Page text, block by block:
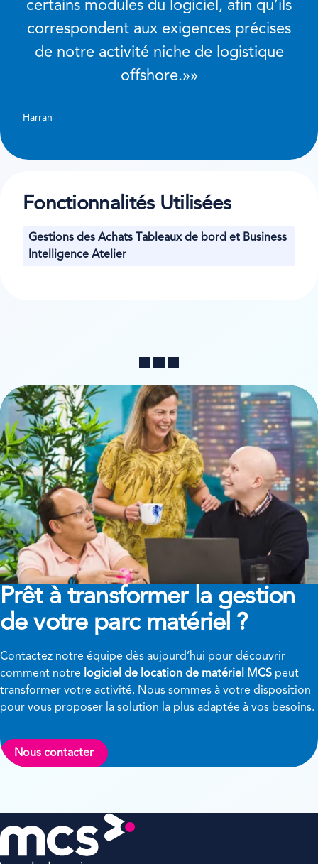
certains modules du logiciel, afin qu’ils
correspondent aux exigences précises
de notre activité niche de logistique
offshore. »
Harran
Fonctionnalités Utilisées
Gestions des Achats Tableaux de bord et Business
Intelligence Atelier
Prêt à transformer la gestion
de votre parc matériel ?
Contactez notre équipe dès aujourd’hui pour découvrir
comment notre logiciel de location de matériel MCS peut
transformer votre activité. Nous sommes à votre disposition
pour vous proposer la solution la plus adaptée à vos besoins.
Nous contacter